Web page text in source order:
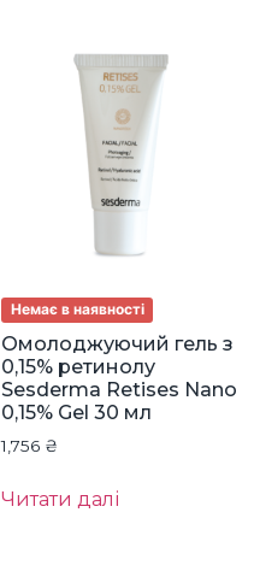
Немає в наявності
Омолоджуючий гель з
0,15% ретинолу
Sesderma Retises Nano
0,15% Gel 30 мл
1,756 ₴
Читати далі